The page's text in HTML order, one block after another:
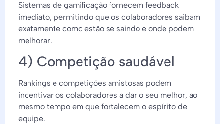
Sistemas de gamificação fornecem feedback
imediato, permitindo que os colaboradores saibam
exatamente como estão se saindo e onde podem
melhorar.
4) Competição saudável
Rankings e competições amistosas podem
incentivar os colaboradores a dar o seu melhor, ao
mesmo tempo em que fortalecem o espírito de
equipe.